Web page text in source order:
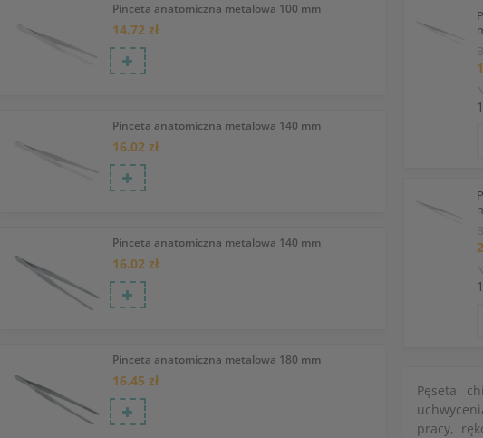
Pinceta anatomiczna metalowa 100 mm
14.72 zł
Pinceta anatomiczna metalowa 140 mm
16.02 zł
Pinceta anatomiczna metalowa 140 mm
16.02 zł
Pinceta anatomiczna metalowa 180 mm
16.45 zł
Pęseta
pracy,